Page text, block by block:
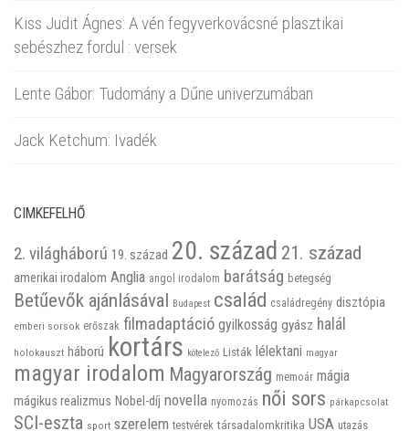
Kiss Judit Ágnes: A vén fegyverkovácsné plasztikai
sebészhez fordul : versek
Lente Gábor: Tudomány a Dűne univerzumában
Jack Ketchum: Ivadék
CIMKEFELHŐ
2. világháború 19. század 20. század 21. század
amerikai irodalom Anglia angol irodalom barátság betegség
Betűevők ajánlásával Budapest család családregény disztópia
emberi sorsok erőszak filmadaptáció gyilkosság gyász halál
holokauszt háború kortárs kötelező Listák lélektani magyar
magyar irodalom Magyarország memoár mágia
mágikus realizmus Nobel-díj novella nyomozás női sors párkapcsolat
SCI-eszta sport szerelem testvérek társadalomkritika USA utazás